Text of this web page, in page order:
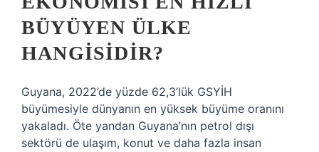
BÜYÜYEN ÜLKE
HANGISIDIR?
Guyana, 2022’de yüzde 62,3’lük GSYİH
büyümesiyle dünyanın en yüksek büyüme oranını
yakaladı. Öte yandan Guyana’nın petrol dışı
sektörü de ulaşım, konut ve daha fazla insan